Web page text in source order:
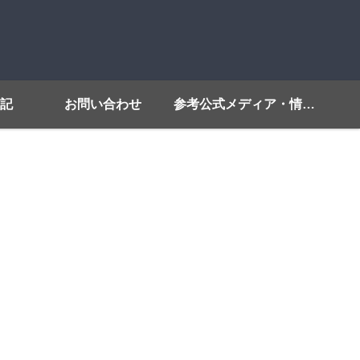
お問い合わせ 参考公式メディア・情報源リンク